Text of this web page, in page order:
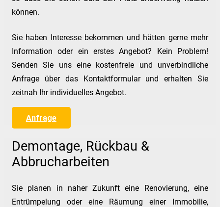
können.
Sie haben Interesse bekommen und hätten gerne mehr
Information oder ein erstes Angebot? Kein Problem!
Senden Sie uns eine kostenfreie und unverbindliche
Anfrage über das Kontaktformular und erhalten Sie
zeitnah Ihr individuelles Angebot.
Anfrage
Demontage, Rückbau &
Abbrucharbeiten
Sie planen in naher Zukunft eine Renovierung, eine
Entrümpelung oder eine Räumung einer Immobilie,